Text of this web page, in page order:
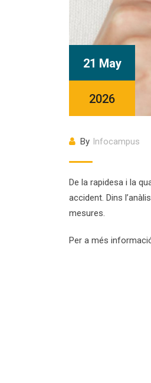
21 May
2026
By Infocampus
De la rapidesa i la
accident. Dins
mesures.
Per a més